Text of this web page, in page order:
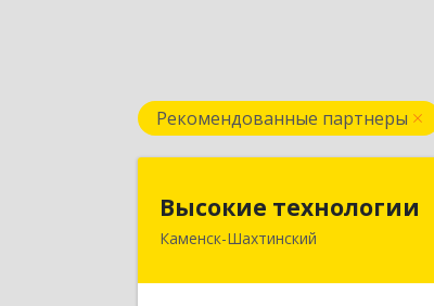
Рекомендованные партнеры
Высокие технологии
Каменск-Шахтинский
347810, Ростовская обл,